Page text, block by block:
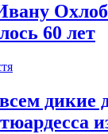
60 лет
дикие